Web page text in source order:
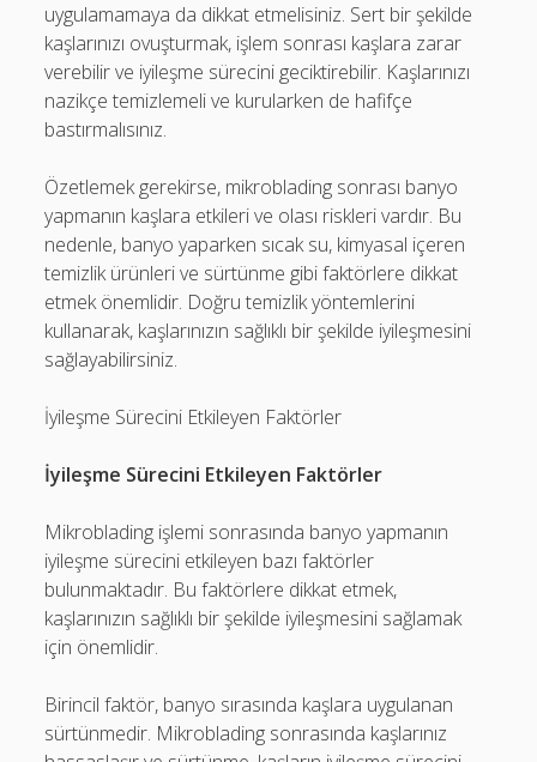
uygulamamaya da dikkat etmelisiniz. Sert bir şekilde
kaşlarınızı ovuşturmak, işlem sonrası kaşlara zarar
verebilir ve iyileşme sürecini geciktirebilir. Kaşlarınızı
nazikçe temizlemeli ve kurularken de hafifçe
bastırmalısınız.
Özetlemek gerekirse, mikroblading sonrası banyo
yapmanın kaşlara etkileri ve olası riskleri vardır. Bu
nedenle, banyo yaparken sıcak su, kimyasal içeren
temizlik ürünleri ve sürtünme gibi faktörlere dikkat
etmek önemlidir. Doğru temizlik yöntemlerini
kullanarak, kaşlarınızın sağlıklı bir şekilde iyileşmesini
sağlayabilirsiniz.
İyileşme Sürecini Etkileyen Faktörler
İyileşme Sürecini Etkileyen Faktörler
Mikroblading işlemi sonrasında banyo yapmanın
iyileşme sürecini etkileyen bazı faktörler
bulunmaktadır. Bu faktörlere dikkat etmek,
kaşlarınızın sağlıklı bir şekilde iyileşmesini sağlamak
için önemlidir.
Birincil faktör, banyo sırasında kaşlara uygulanan
sürtünmedir. Mikroblading sonrasında kaşlarınız